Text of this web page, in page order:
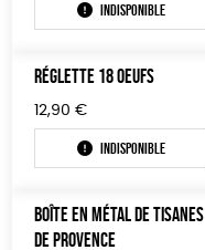
Indisponible
RÉGLETTE 18 OEUFS
12,90 €
Indisponible
BOÎTE EN MÉTAL DE TISANES
DE PROVENCE